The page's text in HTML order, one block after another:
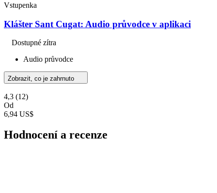
Vstupenka
Klášter Sant Cugat: Audio průvodce v aplikaci
Dostupné zítra
Audio průvodce
Zobrazit, co je zahrnuto
4,3 (12)
Od
6,94 US$
Hodnocení a recenze